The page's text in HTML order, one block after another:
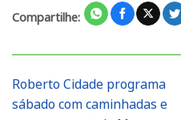
Compartilhe:
Roberto Cidade programa
sábado com caminhadas e